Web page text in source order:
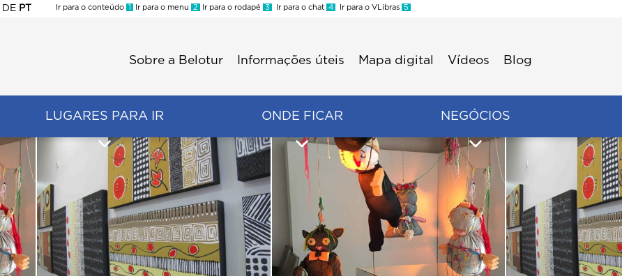
DE PT
Ir para o conteúdo 1 Ir para o menu 2 Ir para o rodapé 3 Ir para o chat 4 Ir para o VLibras 5
Sobre a Belotur Informações úteis Mapa digital Vídeos Blog
LUGARES PARA IR ONDE FICAR NEGÓCIOS